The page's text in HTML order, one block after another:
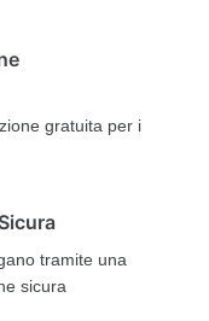
gratuita per i
tramite una
sicura